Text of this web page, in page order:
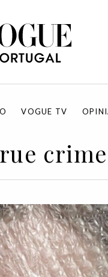
VOGUE TV
crime